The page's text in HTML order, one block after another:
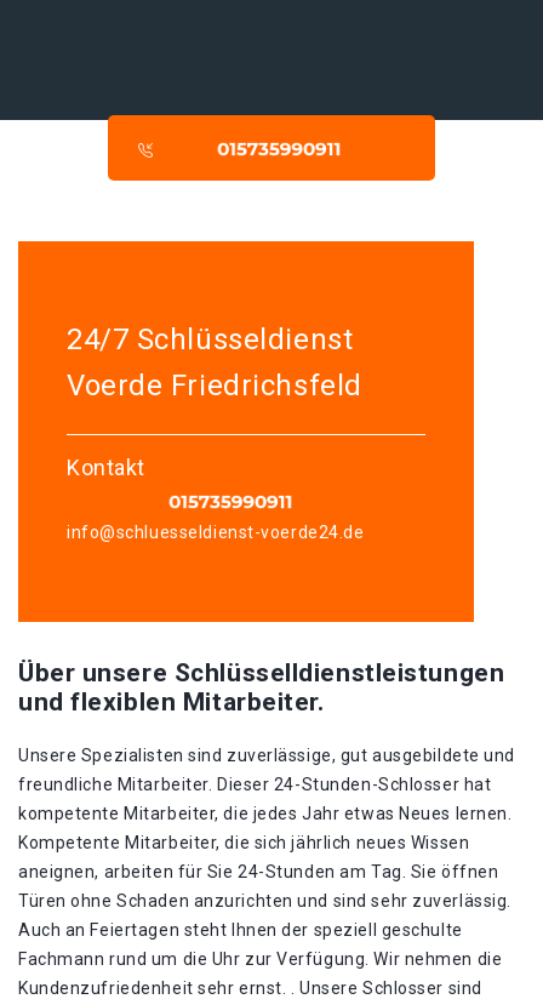
24/7 Schlüsseldienst
Voerde Friedrichsfeld
Kontakt
info@schluesseldienst-voerde24.de
Über unsere Schlüsselldienstleistungen
und flexiblen Mitarbeiter.
Unsere Spezialisten sind zuverlässige, gut ausgebildete und
freundliche Mitarbeiter. Dieser 24-Stunden-Schlosser hat
kompetente Mitarbeiter, die jedes Jahr etwas Neues lernen.
Kompetente Mitarbeiter, die sich jährlich neues Wissen
aneignen, arbeiten für Sie 24-Stunden am Tag. Sie öffnen
Türen ohne Schaden anzurichten und sind sehr zuverlässig.
Auch an Feiertagen steht Ihnen der speziell geschulte
Fachmann rund um die Uhr zur Verfügung. Wir nehmen die
Kundenzufriedenheit sehr ernst. . Unsere Schlosser sind